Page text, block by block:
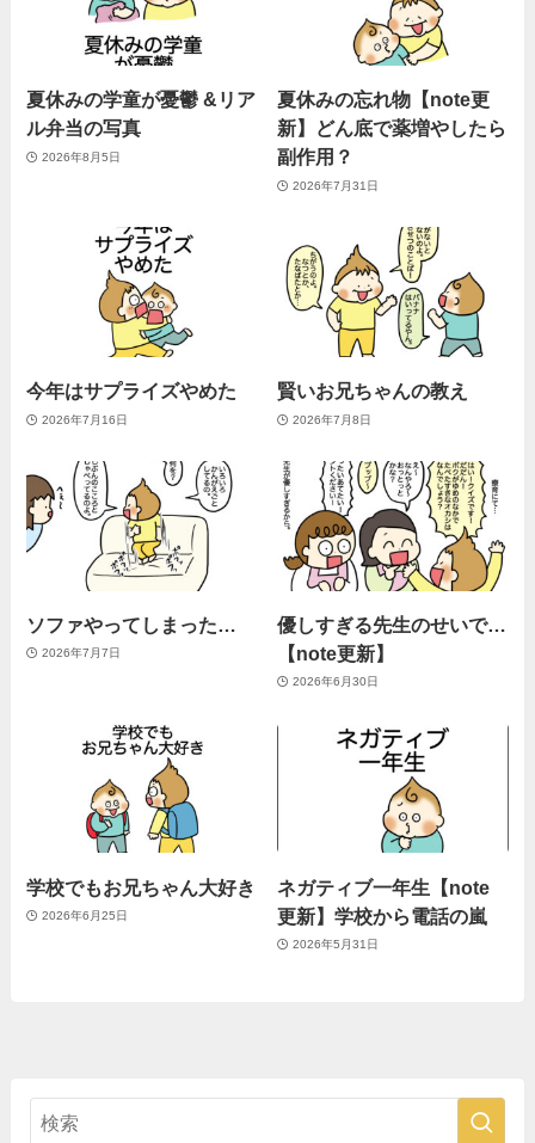
夏休みの学童が憂鬱 &リア
ル弁当の写真
2026年8月5日
夏休みの忘れ物【note更
新】どん底で薬増やしたら
副作用？
2026年7月31日
今年はサプライズやめた
2026年7月16日
賢いお兄ちゃんの教え
2026年7月8日
ソファやってしまった…
2026年7月7日
優しすぎる先生のせいで…
【note更新】
2026年6月30日
学校でもお兄ちゃん大好き
2026年6月25日
ネガティブ一年生【note
更新】学校から電話の嵐
2026年5月31日